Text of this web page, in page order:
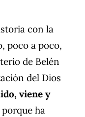
con la
poco a poco,
de Belén
del Dios
viene y
porque ha